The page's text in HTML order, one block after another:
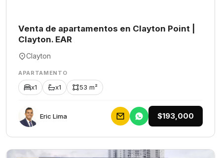
Venta de apartamentos en Clayton Point |
Clayton. EAR
Clayton
APARTAMENTO
x1 x1 53 m²
Eric Lima $193,000